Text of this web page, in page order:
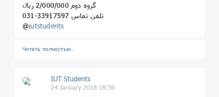
گروه دوم 2/000/000 ریال
تلفن تماس 33917597-031
@iutstudents
Читать полностью…
IUT Students
24 January 2018 18:56